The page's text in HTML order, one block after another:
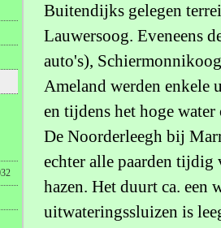
Buitendijks gelegen
Lauwersoog. Eveneens
auto's),
Ameland werden enkele
en tijdens het hoge water
De Noorderleegh bij
echter alle paarden tijdig
hazen. Het duurt ca. een
uitwateringssluizen is